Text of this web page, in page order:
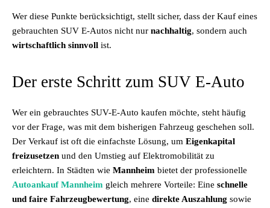
Wer diese Punkte berücksichtigt, stellt sicher, dass der Kauf eines
gebrauchten SUV E-Autos nicht nur nachhaltig, sondern auch
wirtschaftlich sinnvoll ist.
Der erste Schritt zum SUV E-Auto
Wer ein gebrauchtes SUV-E-Auto kaufen möchte, steht häufig
vor der Frage, was mit dem bisherigen Fahrzeug geschehen soll.
Der Verkauf ist oft die einfachste Lösung, um Eigenkapital
freizusetzen und den Umstieg auf Elektromobilität zu
erleichtern. In Städten wie Mannheim bietet der professionelle
Autoankauf Mannheim gleich mehrere Vorteile: Eine schnelle
und faire Fahrzeugbewertung, eine direkte Auszahlung sowie